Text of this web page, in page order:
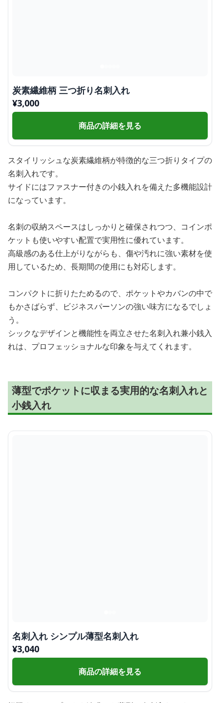
炭素繊維柄 三つ折り名刺入れ
¥3,000
商品の詳細を見る
スタイリッシュな炭素繊維柄が特徴的な三つ折りタイプの
名刺入れです。
サイドにはファスナー付きの小銭入れを備えた多機能設計
になっています。
名刺の収納スペースはしっかりと確保されつつ、コインポ
ケットも使いやすい配置で実用性に優れています。
高級感のある仕上がりながらも、傷や汚れに強い素材を使
用しているため、長期間の使用にも対応します。
コンパクトに折りたためるので、ポケットやカバンの中で
もかさばらず、ビジネスパーソンの強い味方になるでしょ
う。
シックなデザインと機能性を両立させた名刺入れ兼小銭入
れは、プロフェッショナルな印象を与えてくれます。
薄型でポケットに収まる実用的な名刺入れと
小銭入れ
名刺入れ シンプル薄型名刺入れ
¥3,040
商品の詳細を見る